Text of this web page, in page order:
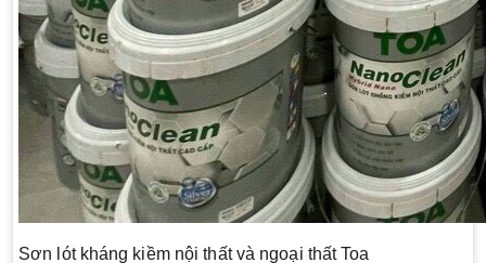
Sơn lót kháng kiềm nội thất và ngoại thất Toa